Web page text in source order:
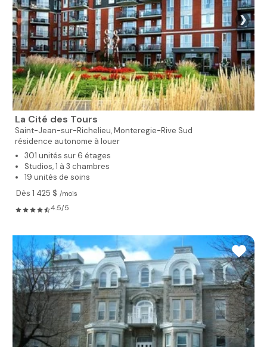
❯
La Cité des Tours
Saint-Jean-sur-Richelieu,Monteregie-Rive Sud
résidence autonome à louer
301 unités sur 6 étages
Studios, 1 à 3 chambres
19 unités de soins
Dès 1 425 $ /mois
4.5/5